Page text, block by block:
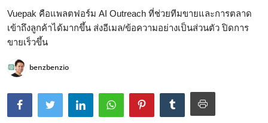
ThaiGPT Builder
Vuepak คือแพลตฟอร์ม AI Outreach ที่ช่วยทีมขายและการตลาด
เข้าถึงลูกค้าได้มากขึ้น ส่งอีเมล/ข้อความอย่างเป็นส่วนตัว ปิดการ
ขายเร็วขึ้น
benzbenzio